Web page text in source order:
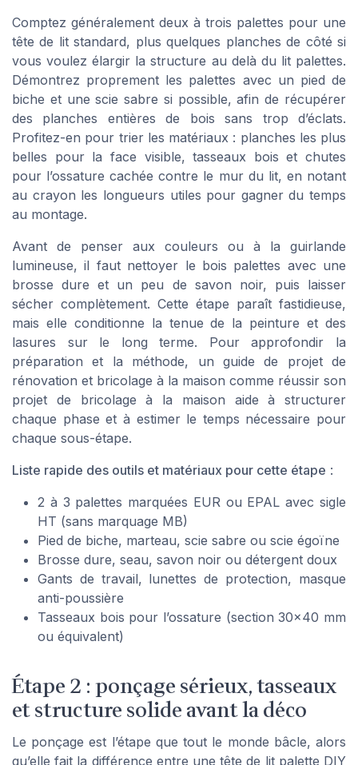
Comptez généralement deux à trois palettes pour une
tête de lit standard, plus quelques planches de côté si
vous voulez élargir la structure au delà du lit palettes.
Démontrez proprement les palettes avec un pied de
biche et une scie sabre si possible, afin de récupérer
des planches entières de bois sans trop d’éclats.
Profitez-en pour trier les matériaux : planches les plus
belles pour la face visible, tasseaux bois et chutes
pour l’ossature cachée contre le mur du lit, en notant
au crayon les longueurs utiles pour gagner du temps
au montage.
Avant de penser aux couleurs ou à la guirlande
lumineuse, il faut nettoyer le bois palettes avec une
brosse dure et un peu de savon noir, puis laisser
sécher complètement. Cette étape paraît fastidieuse,
mais elle conditionne la tenue de la peinture et des
lasures sur le long terme. Pour approfondir la
préparation et la méthode, un guide de projet de
rénovation et bricolage à la maison comme réussir son
projet de bricolage à la maison aide à structurer
chaque phase et à estimer le temps nécessaire pour
chaque sous-étape.
Liste rapide des outils et matériaux pour cette étape :
2 à 3 palettes marquées EUR ou EPAL avec sigle
HT (sans marquage MB)
Pied de biche, marteau, scie sabre ou scie égoïne
Brosse dure, seau, savon noir ou détergent doux
Gants de travail, lunettes de protection, masque
anti-poussière
Tasseaux bois pour l’ossature (section 30×40 mm
ou équivalent)
Étape 2 : ponçage sérieux, tasseaux
et structure solide avant la déco
Le ponçage est l’étape que tout le monde bâcle, alors
qu’elle fait la différence entre une tête de lit palette DIY